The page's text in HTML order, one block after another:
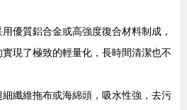
用優質鋁合金或高強度復合材料制成，
現了極致的輕量化，長時間清潔也不
細纖維拖布或海綿頭，吸水性強，去污